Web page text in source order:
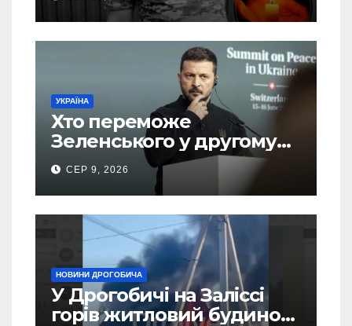
УКРАЇНА
Хто переможе
Зеленського у другому
турі виборів президента
України – новий рейтинг
SOCIS
СЕР 9, 2026
НОВИНИ ДРОГОБИЧА
У Дрогобичі на Заліссі
горів житловий будинок